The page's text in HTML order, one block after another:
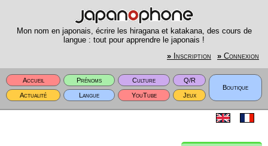
Mon nom en japonais, écrire les hiragana et katakana, des cours de
langue : tout pour apprendre le japonais !
» Inscription » Connexion
Accueil Prénoms Culture
Q/R
Boutique
Actualité
Langue YouTube Jeux